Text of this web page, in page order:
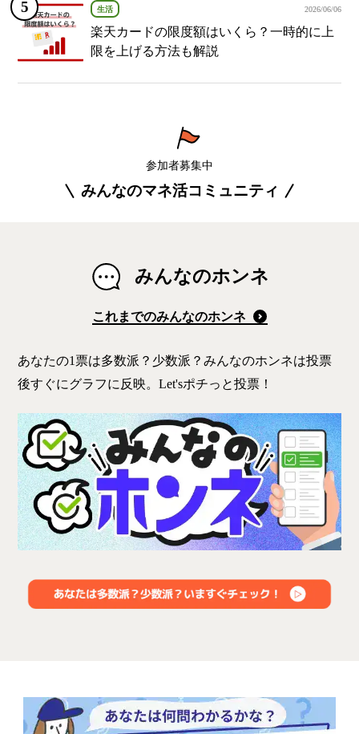
生活 2026/06/06
楽天カードの限度額はいくら？一時的に上
限を上げる方法も解説
参加者募集中
みんなのマネ活コミュニティ
みんなのホンネ
これまでのみんなのホンネ
あなたの1票は多数派？少数派？みんなのホンネは投票
後すぐにグラフに反映。Let'sポチっと投票！